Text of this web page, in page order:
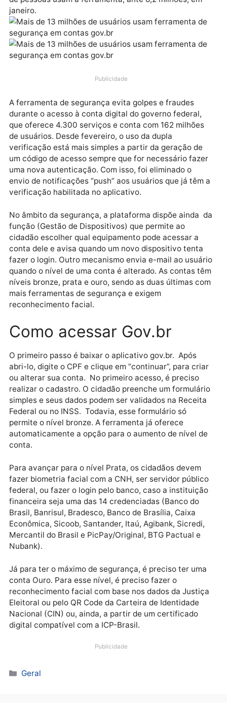
duas Etapas, chamada 2FA, nas contas gov.br
65% entre janeiro e outubro de 2024. De acordo com
levantamento da pasta, aproximadamente 13,6
de pessoas usam a ferramenta, ante 8,2 milhões, em
janeiro.
Publicidade
A ferramenta de segurança evita golpes e fraudes
durante o acesso à conta digital do governo federal,
que oferece 4.300 serviços e conta com 162 milhões
de usuários. Desde fevereiro, o uso da dupla
verificação está mais simples a partir da geração de
um código de acesso sempre que for necessário
uma nova autenticação. Com isso, foi eliminado o
envio de notificações “push” aos usuários que já
verificação habilitada no aplicativo.
No âmbito da segurança, a plataforma dispõe ainda
função (Gestão de Dispositivos) que permite ao
conta dele e avisa quando um novo dispositivo tenta
fazer o login. Outro mecanismo envia e-mail ao
níveis bronze, prata e ouro, sendo as duas últimas
mais ferramentas de segurança e exigem
reconhecimento facial.
Como acessar Gov.br
O primeiro passo é baixar o aplicativo gov.br. Após
ou alterar sua conta. No primeiro acesso, é preciso
realizar o cadastro. O cidadão preenche um
simples e seus dados podem ser validados na
Federal ou no INSS. Todavia, esse formulário só
permite o nível bronze. A ferramenta já oferece
automaticamente a opção para o aumento de nível
conta.
Para avançar para o nível Prata, os cidadãos devem
fazer biometria facial com a CNH, ser servidor
federal, ou fazer o login pelo banco, caso a
financeira seja uma das 14 credenciadas (Banco do
Brasil, Banrisul, Bradesco, Banco de Brasília, Caixa
Econômica, Sicoob, Santander, Itaú, Agibank, Sicredi,
Mercantil do Brasil e PicPay/Original, BTG Pactual e